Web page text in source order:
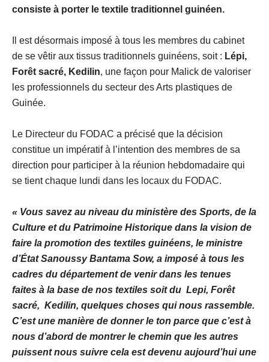
consiste à porter le textile traditionnel guinéen.
Il est désormais imposé à tous les membres du cabinet
de se vêtir aux tissus traditionnels guinéens, soit : Lépi,
Forêt sacré, Kedilin, une façon pour Malick de valoriser
les professionnels du secteur des Arts plastiques de
Guinée.
Le Directeur du FODAC a précisé que la décision
constitue un impératif à l’intention des membres de sa
direction pour participer à la réunion hebdomadaire qui
se tient chaque lundi dans les locaux du FODAC.
« Vous savez au niveau du ministère des Sports, de la
Culture et du Patrimoine Historique dans la vision de
faire la promotion des textiles guinéens, le ministre
d’État Sanoussy Bantama Sow, a imposé à tous les
cadres du département de venir dans les tenues
faites à la base de nos textiles soit du Lepi, Forêt
sacré, Kedilin, quelques choses qui nous rassemble.
C’est une manière de donner le ton parce que c’est à
nous d’abord de montrer le chemin que les autres
puissent nous suivre cela est devenu aujourd’hui une